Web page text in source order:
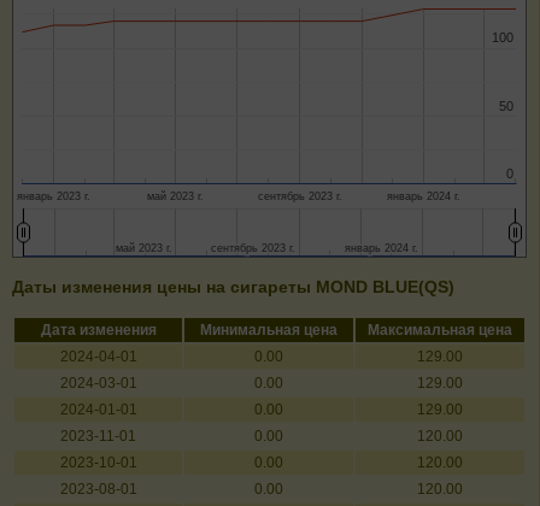
январь 2023 г. май 2023 г. сентябрь 2023 г. январь 2024 г.
0
0
50
50
100
100
май 2023 г.
май 2023 г. сентябрь 2023 г.
сентябрь 2023 г. январь 2024 г.
январь 2024 г.
Даты изменения цены на сигареты MOND BLUE(QS)
Дата изменения Минимальная цена
Максимальная цена
2024-04-01
0.00
129.00
2024-03-01
0.00
129.00
2024-01-01
0.00
129.00
2023-11-01
0.00
120.00
2023-10-01
0.00
120.00
2023-08-01
0.00
120.00